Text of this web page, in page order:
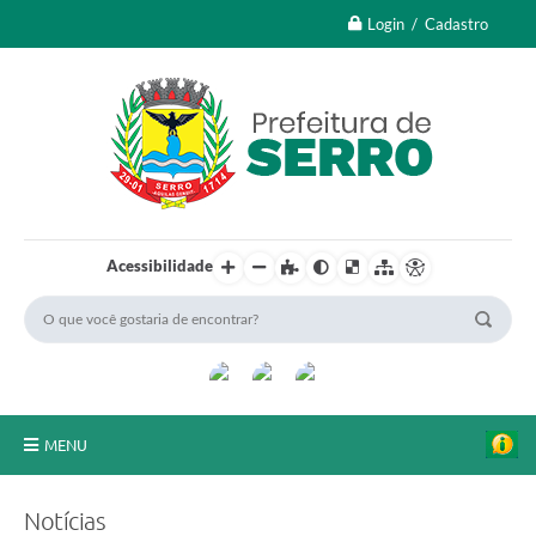
Login / Cadastro
Acessibilidade
MENU
Notícias